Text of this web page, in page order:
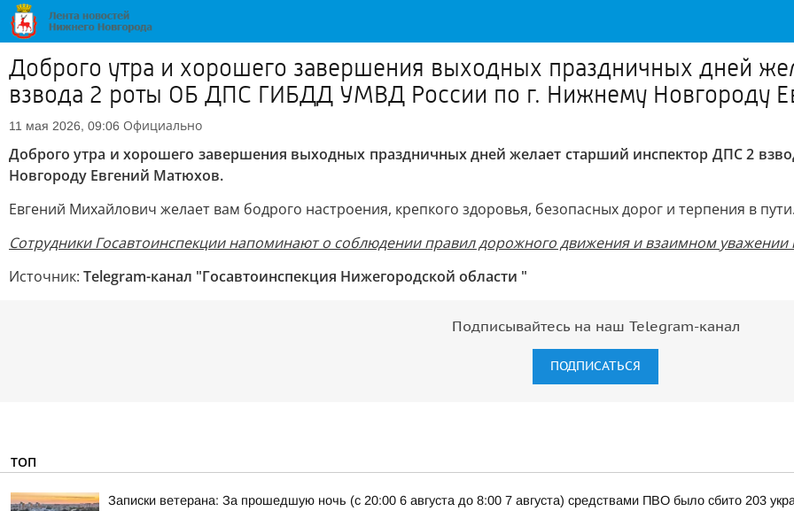
Доброго утра и хорошего завершения выходных праздничных дней
взвода 2 роты ОБ ДПС ГИБДД УМВД России по г. Нижнему Новгороду
11 мая 2026, 09:06 Официально
Доброго утра и хорошего завершения выходных праздничных дней желает старший инспектор ДПС 2
Новгороду Евгений Матюхов.
Евгений Михайлович желает вам бодрого настроения, крепкого здоровья, безопасных дорог и терпения в пути.
Сотрудники Госавтоинспекции напоминают о соблюдении правил дорожного движения и взаимном уважении
Источник: Telegram-канал "Госавтоинспекция Нижегородской области "
Подписывайтесь на наш Telegram-канал
ПОДПИСАТЬСЯ
ТОП
Записки ветерана: За прошедшую ночь (с 20:00 6 августа до 8:00 7 августа) средствами ПВО было сбито 203